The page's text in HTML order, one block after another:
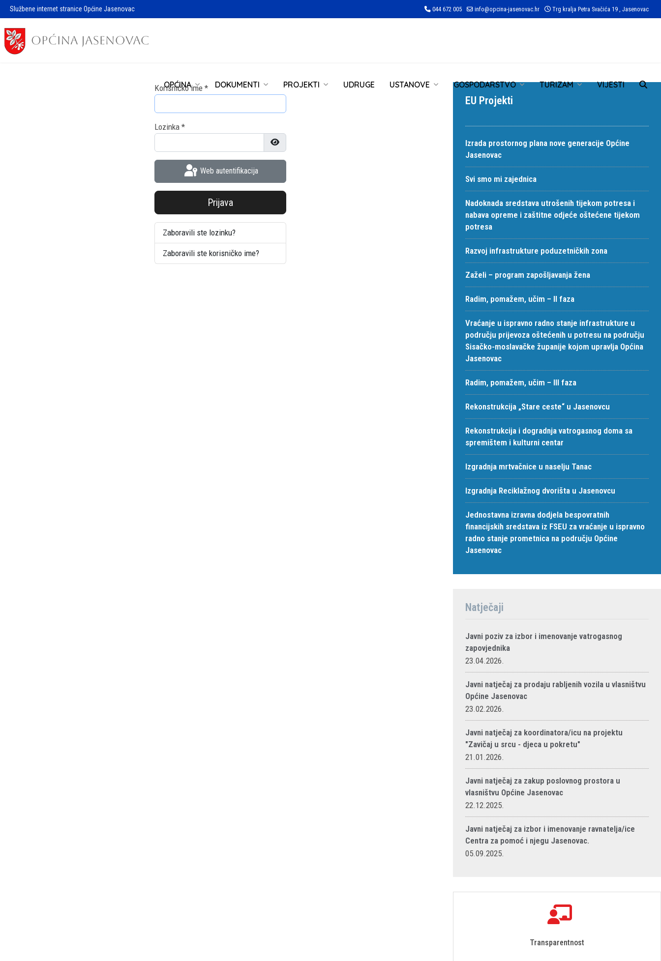
Službene internet stranice Općine Jasenovac 044 672 005 info@opcina-jasenovac.hr Trg kralja Petra Svačića 19 , Jasenovac
OPĆINA DOKUMENTI PROJEKTI UDRUGE USTANOVE GOSPODARSTVO TURIZAM VIJESTI
Korisničko ime*
Lozinka*
Prikaži lozinku
Web autentifikacija
Prijava
Zaboravili ste lozinku?
Zaboravili ste korisničko ime?
EU Projekti
Izrada prostornog plana nove generacije Općine
Jasenovac
Svi smo mi zajednica
Nadoknada sredstava utrošenih tijekom potresa i
nabava opreme i zaštitne odjeće oštećene tijekom
potresa
Razvoj infrastrukture poduzetničkih zona
Zaželi – program zapošljavanja žena
Radim, pomažem, učim – II faza
Vraćanje u ispravno radno stanje infrastrukture u
području prijevoza oštećenih u potresu na području
Sisačko-moslavačke županije kojom upravlja Općina
Jasenovac
Radim, pomažem, učim – III faza
Rekonstrukcija „Stare ceste“ u Jasenovcu
Rekonstrukcija i dogradnja vatrogasnog doma sa
spremištem i kulturni centar
Izgradnja mrtvačnice u naselju Tanac
Izgradnja Reciklažnog dvorišta u Jasenovcu
Jednostavna izravna dodjela bespovratnih
financijskih sredstava iz FSEU za vraćanje u ispravno
radno stanje prometnica na području Općine
Jasenovac
Natječaji
Javni poziv za izbor i imenovanje vatrogasnog
zapovjednika
23.04.2026.
Javni natječaj za prodaju rabljenih vozila u vlasništvu
Općine Jasenovac
23.02.2026.
Javni natječaj za koordinatora/icu na projektu
"Zavičaj u srcu - djeca u pokretu"
21.01.2026.
Javni natječaj za zakup poslovnog prostora u
vlasništvu Općine Jasenovac
22.12.2025.
Javni natječaj za izbor i imenovanje ravnatelja/ice
Centra za pomoć i njegu Jasenovac.
05.09.2025.
Transparentnost